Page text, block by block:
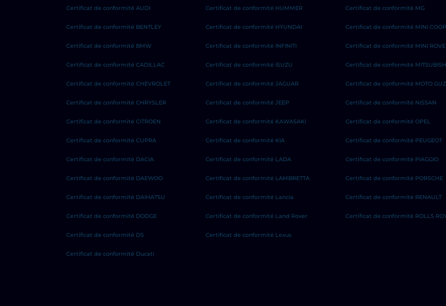
Certificat de conformité AUDI
Certificat de conformité BENTLEY
Certificat de conformité BMW
Certificat de conformité CADILLAC
Certificat de conformité CHEVROLET
Certificat de conformité CHRYSLER
Certificat de conformité CITROEN
Certificat de conformité CUPRA
Certificat de conformité DACIA
Certificat de conformité DAEWOO
Certificat de conformité DAIHATSU
Certificat de conformité DODGE
Certificat de conformité DS
Certificat de conformité Ducati
Certificat de conformité HUMMER
Certificat de conformité HYUNDAI
Certificat de conformité INFINITI
Certificat de conformité ISUZU
Certificat de conformité JAGUAR
Certificat de conformité JEEP
Certificat de conformité KAWASAKI
Certificat de conformité KIA
Certificat de conformité LADA
Certificat de conformité LAMBRETTA
Certificat de conformité Lancia
Certificat de conformité Land Rover
Certificat de conformité Lexus
Certificat de conformité MG
Certificat de conformité MINI
Certificat de conformité MINI
Certificat de conformité
Certificat de conformité MOTO
Certificat de conformité NISSAN
Certificat de conformité OPEL
Certificat de conformité PEUGEOT
Certificat de conformité PIAGGIO
Certificat de conformité PORSCHE
Certificat de conformité RENAULT
Certificat de conformité ROLLS